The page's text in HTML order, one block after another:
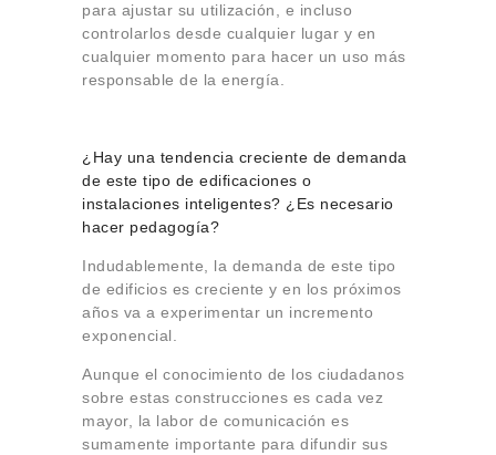
para ajustar su utilización, e incluso
controlarlos desde cualquier lugar y en
cualquier momento para hacer un uso más
responsable de la energía.
¿Hay una tendencia creciente de demanda
de este tipo de edificaciones o
instalaciones inteligentes? ¿Es necesario
hacer pedagogía?
Indudablemente, la demanda de este tipo
de edificios es creciente y en los próximos
años va a experimentar un incremento
exponencial.
Aunque el conocimiento de los ciudadanos
sobre estas construcciones es cada vez
mayor, la labor de comunicación es
sumamente importante para difundir sus